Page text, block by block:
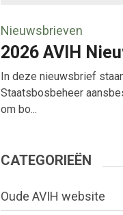
Nieuwsbrieven
2026 AVIH
In deze nieuwsbrief
Staatsbosbeheer
om bo...
CATEGORIEËN
Oude AVIH website